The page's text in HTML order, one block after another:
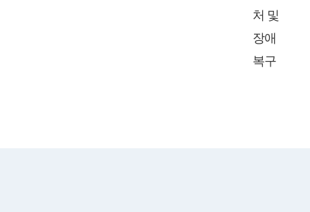
처 및
장애
복구